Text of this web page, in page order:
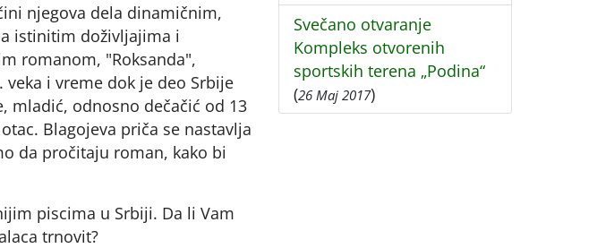
njegova dela dinamičnim,
istinitim doživljajima i
romanom, "Roksanda",
i vreme dok je deo Srbije
mladić, odnosno dečačić od 13
Blagojeva priča se nastavlja
da pročitaju roman, kako bi
piscima u Srbiji. Da li Vam
trnovit?
Svečano otvaranje
Kompleks otvorenih
sportskih terena „Podina“
(26 Maj 2017)